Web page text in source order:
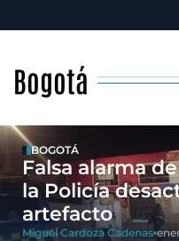
Bogotá
BOGOTÁ
Falsa alarma
la Policía
artefacto
Miguel Cardoza Cadenas